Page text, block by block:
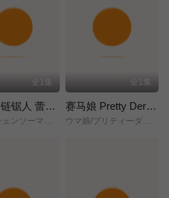
全1集
剧场版 链锯人 蕾塞篇(正式版)
全1集
赛马娘 Pretty Derby 新时代之门